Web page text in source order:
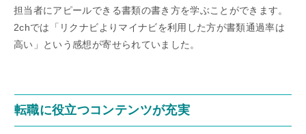
担当者にアピールできる書類の書き方を学ぶことができます。
2chでは「リクナビよりマイナビを利用した方が書類通過率は
高い」という感想が寄せられていました。
転職に役立つコンテンツが充実